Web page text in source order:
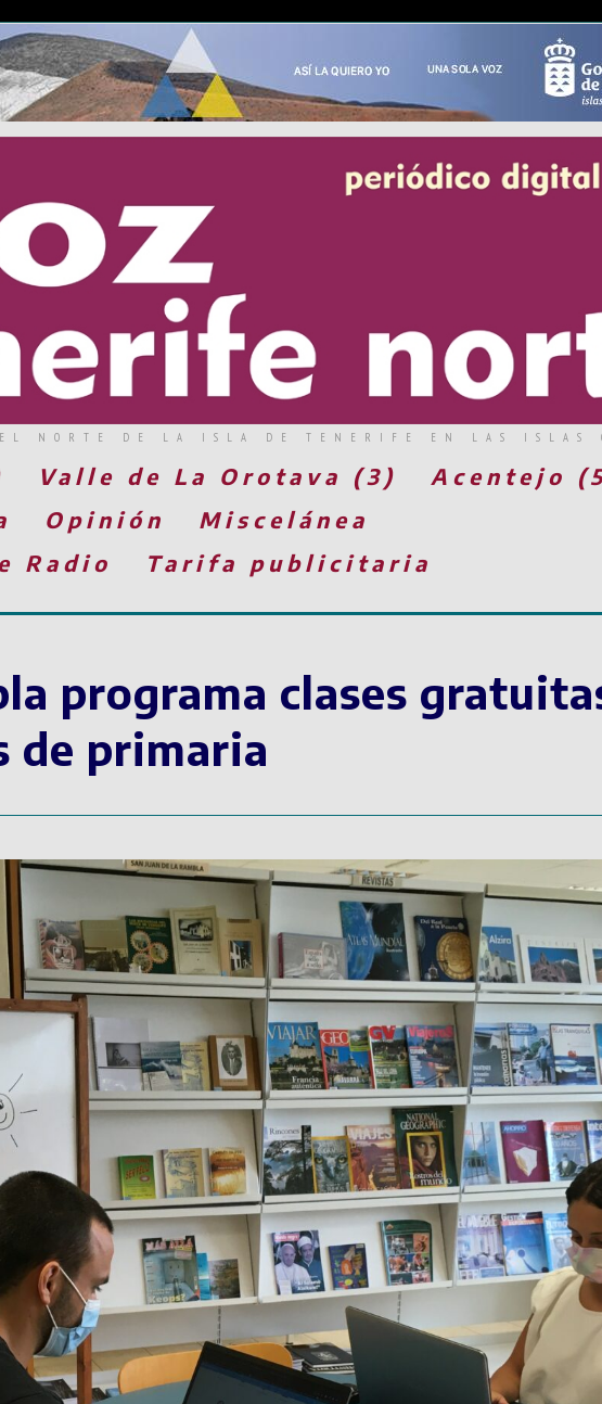
NORTE DE LA ISLA DE TENERIFE EN LAS ISLAS
Valle de La Orotava (3)
Acentejo
Opinión
Miscelánea
Radio
Tarifa publicitaria
programa clases
de primaria